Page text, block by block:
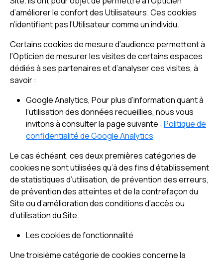
d’améliorer le confort des Utilisateurs. Ces cookies
n’identifient pas l’Utilisateur comme un individu.
Certains cookies de mesure d’audience permettent à
l’Opticien de mesurer les visites de certains espaces
dédiés à ses partenaires et d’analyser ces visites, à
savoir :
Google Analytics, Pour plus d’information quant à
l’utilisation des données recueillies, nous vous
invitons à consulter la page suivante : Politique de
confidentialité de Google Analytics
Le cas échéant, ces deux premières catégories de
cookies ne sont utilisées qu’à des fins d’établissement
de statistiques d’utilisation, de prévention des erreurs,
de prévention des atteintes et de la contrefaçon du
Site ou d’amélioration des conditions d’accès ou
d’utilisation du Site.
Les cookies de fonctionnalité
Une troisième catégorie de cookies concerne la